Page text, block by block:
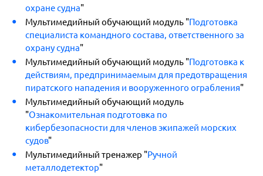
охране судна"
Мультимедийный обучающий модуль "Подготовка
специалиста командного состава, ответственного за
охрану судна"
Мультимедийный обучающий модуль "Подготовка к
действиям, предпринимаемым для предотвращения
пиратского нападения и вооруженного ограбления"
Мультимедийный обучающий модуль
"Ознакомительная подготовка по
кибербезопасности для членов экипажей морских
судов"
Мультимедийный тренажер "Ручной
металлодетектор"